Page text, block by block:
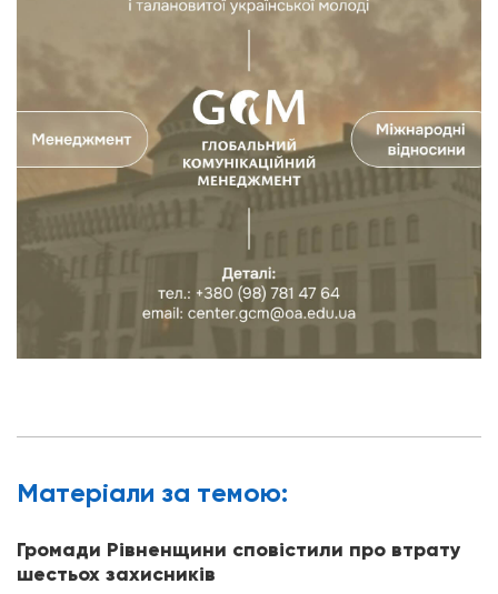
Матерiали за темою:
Громади Рівненщини сповістили про втрату
шестьох захисників